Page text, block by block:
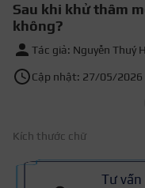
Sau khi khử thâm
không?
Tác giả: Nguyễn Thuý
Cập nhật: 27/05/2026
Kích thước chữ
Tư